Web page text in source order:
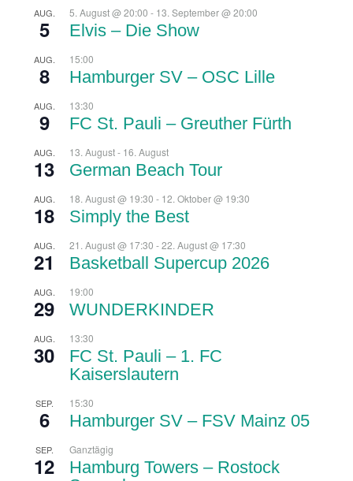
AUG.
5
5. August @ 20:00 - 13. September @ 20:00
Elvis – Die Show
AUG.
8
15:00
Hamburger SV – OSC Lille
AUG.
9
13:30
FC St. Pauli – Greuther Fürth
AUG.
13
13. August- 16. August
German Beach Tour
AUG.
18
18. August @ 19:30 - 12. Oktober @ 19:30
Simply the Best
AUG.
21
21. August @ 17:30 -22. August @ 17:30
Basketball Supercup 2026
AUG.
29
19:00
WUNDERKINDER
AUG.
30
13:30
FC St. Pauli – 1. FC
Kaiserslautern
SEP.
6
15:30
Hamburger SV – FSV Mainz 05
SEP.
12
Ganztägig
Hamburg Towers – Rostock